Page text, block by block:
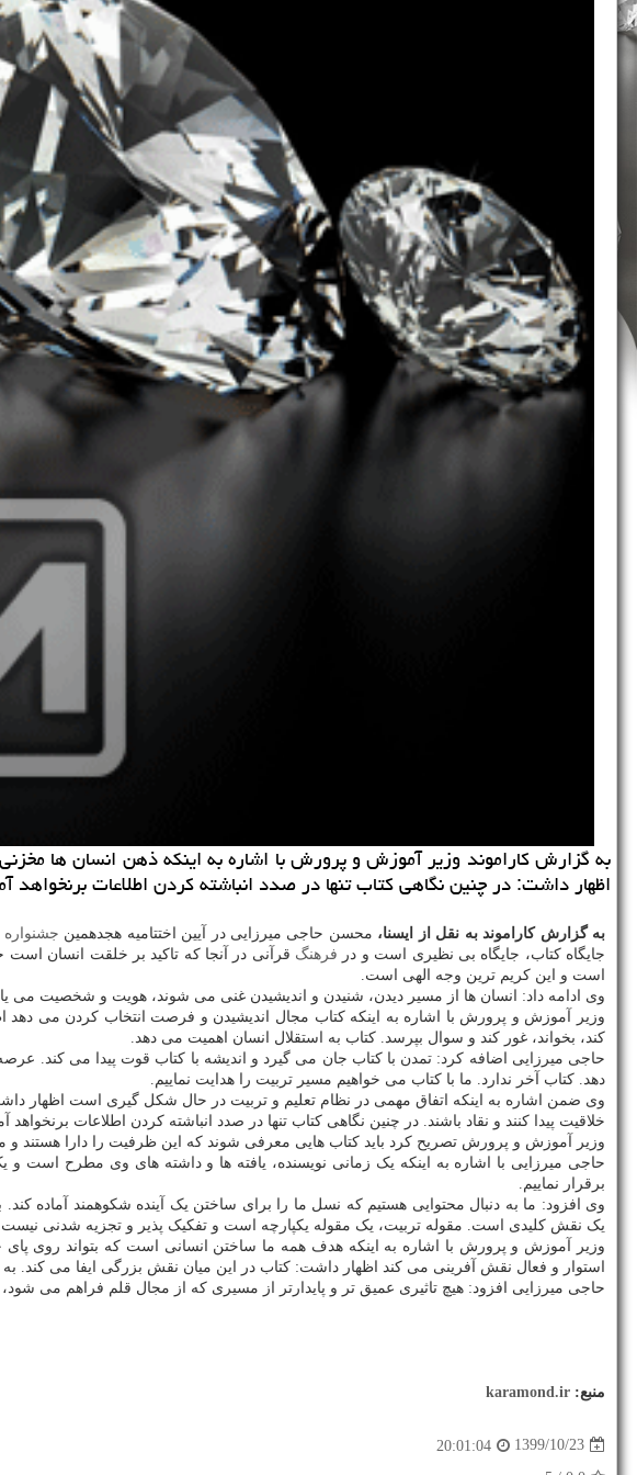
به گزارش کاراموند وزیر آموزش و پرورش با اشاره به اینکه ذهن انسان ها
اظهار داشت: در چنین نگاهی کتاب تنها در صدد انباشته کردن اطلاعات
به گزارش کاراموند به نقل از ایسنا، محسن حاجی میرزایی در آیین اختتامیه هجدهمین جشنواره
جایگاه کتاب، جایگاه بی نظیری است و در فرهنگ قرآنی در آنجا که تاکید بر خلقت انسان است
است و این کریم ترین وجه الهی است.
وی ادامه داد: انسان ها از مسیر دیدن، شنیدن و اندیشیدن غنی می شوند، هویت و شخصیت می
وزیر آموزش و پرورش با اشاره به اینکه کتاب مجال اندیشیدن و فرصت انتخاب کردن می
کند، بخواند، غور کند و سوال بپرسد. کتاب به استقلال انسان اهمیت می دهد.
حاجی میرزایی اضافه کرد: تمدن با کتاب جان می گیرد و اندیشه با کتاب قوت پیدا می کند.
دهد. کتاب آخر ندارد. ما با کتاب می خواهیم مسیر تربیت را هدایت نماییم.
وی ضمن اشاره به اینکه اتفاق مهمی در نظام تعلیم و تربیت در حال شکل گیری است اظهار
خلاقیت پیدا کنند و نقاد باشند. در چنین نگاهی کتاب تنها در صدد انباشته کردن اطلاعات
وزیر آموزش و پرورش تصریح کرد باید کتاب هایی معرفی شوند که این ظرفیت را دارا هستند و
حاجی میرزایی با اشاره به اینکه یک زمانی نویسنده، یافته ها و داشته های وی مطرح است
برقرار نماییم.
وی افزود: ما به دنبال محتوایی هستیم که نسل ما را برای ساختن یک آینده شکوهمند آماده
یک نقش کلیدی است. مقوله تربیت، یک مقوله یکپارچه است و تفکیک پذیر و تجزیه شدنی نیست.
وزیر آموزش و پرورش با اشاره به اینکه هدف همه ما ساختن انسانی است که بتواند روی
استوار و فعال نقش آفرینی می کند اظهار داشت: کتاب در این میان نقش بزرگی ایفا می کند.
حاجی میرزایی افزود: هیچ تاثیری عمیق تر و پایدارتر از مسیری که از مجال قلم فراهم می شود،
منبع: karamond.ir
1399/10/23
20:01:04